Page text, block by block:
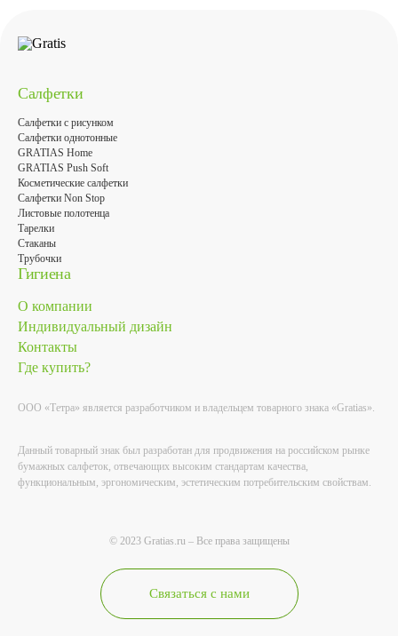
Салфетки
Салфетки с рисунком
Салфетки однотонные
GRATIAS Home
GRATIAS Push Soft
Косметические салфетки
Салфетки Non Stop
Листовые полотенца
Тарелки
Стаканы
Трубочки
Гигиена
О компании
Индивидуальный дизайн
Контакты
Где купить?
ООО «Тетра» является разработчиком и владельцем товарного знака «Gratias».
Данный товарный знак был разработан для продвижения на российском рынке
бумажных салфеток, отвечающих высоким стандартам качества,
функциональным, эргономическим, эстетическим потребительским свойствам.
© 2023 Gratias.ru – Все права защищены
Связаться с нами